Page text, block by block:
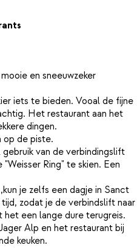
en sneeuwzeker
iets te bieden. Vooal de fijne
Het restaurant aan het
dingen.
op de piste.
van de verbindingslift
Ring" te skien. Een
je zelfs een dagje in Sanct
zodat je de verbindslift naar
het een lange dure terugreis.
Alp en het restaurant bij
keuken.